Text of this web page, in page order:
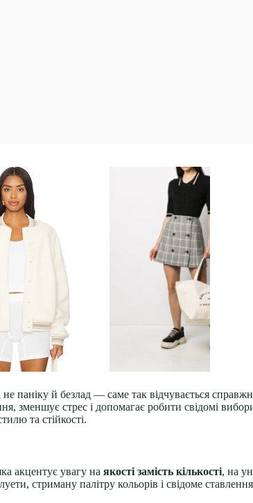
паніку й безлад — саме так відчувається
зменшує стрес і допомагає робити свідомі
та стійкості.
акцентує увагу на якості замість кількості, на
стриману палітру кольорів і свідоме